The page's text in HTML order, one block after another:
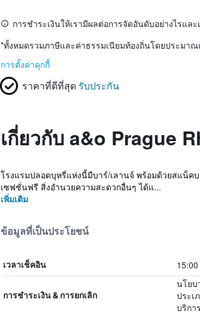
การชำระเงินให้เรามีผลต่อการจัดอันดับอย่างไรแล
*ทั้งหมดรวมภาษีและค่าธรรมเนียมท้องถิ่นโดยประมาณ
การตั้งค่าคุกกี้
ราคาที่ดีที่สุด รับประกัน
เกี่ยวกับ a&o Prague
โรงแรมปลอดบุหรี่แห่งนี้มีบาร์/เลานจ์ พร้อมด้วยสแน็ค
เซฟชั่นฟรี สิ่งอำนวยความสะดวกอื่นๆ ได้แ...
เพิ่มเติม
ข้อมูลที่เป็นประโยชน์
เวลาเช็คอิน 15:00
การชำระเงิน & การยกเลิก
นโยบ
ประเ
บริการ